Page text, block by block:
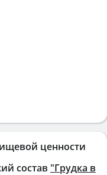
ценности
состав "Грудка в